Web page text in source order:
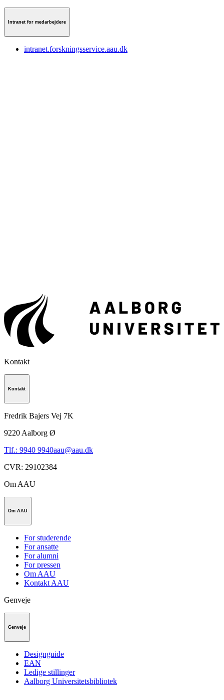
Intranet for medarbejdere
intranet.forskningsservice.aau.dk
Kontakt
Kontakt
Fredrik Bajers Vej 7K
9220 Aalborg Ø
Tlf.: 9940 9940aau@aau.dk
CVR: 29102384
Om AAU
Om AAU
For studerende
For ansatte
For alumni
For pressen
Om AAU
Kontakt AAU
Genveje
Genveje
Designguide
EAN
Ledige stillinger
Aalborg Universitetsbibliotek